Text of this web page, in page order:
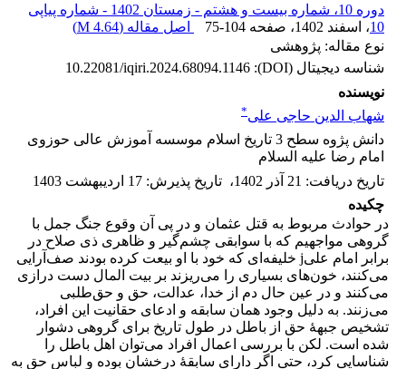
دوره 10، شماره بیست و هشتم - زمستان 1402 - شماره پیاپی
10، اسفند 1402 ، صفحه 75-104 اصل مقاله (4.64 M
)
نوع مقاله: پژوهشی
شناسه دیجیتال (DOI):
10.22081/iqiri.2024.68094.1146
نویسنده
شهاب الدین حاجی علی*
دانش پژوه سطح 3 تاریخ اسلام موسسه آموزش عالی حوزوی
امام رضا علیه السلام
تاریخ دریافت: 21 آذر 1402 ، تاریخ پذیرش: 17 اردیبهشت 1403
چکیده
در حوادث مربوط به قتل عثمان و در پی آن وقوع جنگ جمل با
گروهی مواجهیم که با سوابقی چشم‌گیر و ظاهری ذی صلاح در
برابر امام علیj خلیفه‌ای که خود با او بیعت کرده بودند صف‌آرایی
می‌کنند، خون‌های بسیاری را می‌ریزند بر بیت المال دست درازی
می‌کنند و در عین حال دم از خدا، عدالت، حق و حق‌طلبی
می‌زنند. به دلیل وجود همان سابقه و ادعای حقانیت این افراد،
تشخیص جبهۀ حق از باطل در طول تاریخ برای گروهی دشوار
شده است. لکن با بررسی اعمال افراد می‌توان اهل باطل را
شناسایی کرد، حتی اگر دارای سابقۀ درخشان بوده و لباس حق به